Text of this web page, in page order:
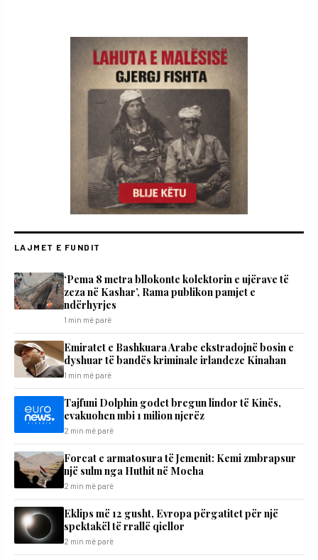
LAJMET E FUNDIT
‘Pema 8 metra bllokonte kolektorin e ujërave të
zeza në Kashar’, Rama publikon pamjet e
ndërhyrjes
1 min më parë
Emiratet e Bashkuara Arabe ekstradojnë bosin e
dyshuar të bandës kriminale irlandeze Kinahan
1 min më parë
Tajfuni Dolphin godet bregun lindor të Kinës,
evakuohen mbi 1 milion njerëz
2 min më parë
Forcat e armatosura të Jemenit: Kemi zmbrapsur
një sulm nga Huthit në Mocha
2 min më parë
Eklips më 12 gusht, Evropa përgatitet për një
spektakël të rrallë qiellor
2 min më parë